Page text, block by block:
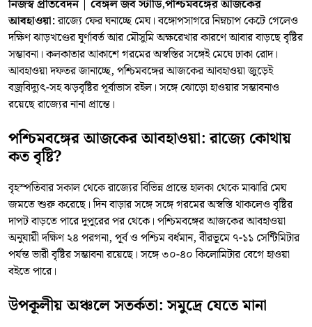
নিজস্ব প্রতিবেদন | বেঙ্গল জব স্টাডি,পশ্চিমবঙ্গের আজকের
আবহাওয়া:রাজ্যে ফের ঘনাচ্ছে মেঘ। বঙ্গোপসাগরে নিম্নচাপ কেটে গেলেও
দক্ষিণ ঝাড়খণ্ডের ঘূর্ণাবর্ত আর মৌসুমি অক্ষরেখার কারণে আবার বাড়ছে বৃষ্টির
সম্ভাবনা। কলকাতার আকাশে গরমের অস্বস্তির সঙ্গেই মেঘে ঢাকা রোদ।
আবহাওয়া দফতর জানাচ্ছে, পশ্চিমবঙ্গের আজকের আবহাওয়া জুড়েই
বজ্রবিদ্যুৎ-সহ ঝড়বৃষ্টির পূর্বাভাস রইল। সঙ্গে ঝোড়ো হাওয়ার সম্ভাবনাও
রয়েছে রাজ্যের নানা প্রান্তে।
পশ্চিমবঙ্গের আজকের আবহাওয়া: রাজ্যে কোথায়
কত বৃষ্টি?
বৃহস্পতিবার সকাল থেকে রাজ্যের বিভিন্ন প্রান্তে হালকা থেকে মাঝারি মেঘ
জমতে শুরু করেছে। দিন বাড়ার সঙ্গে সঙ্গে গরমের অস্বস্তি থাকলেও বৃষ্টির
দাপট বাড়তে পারে দুপুরের পর থেকে। পশ্চিমবঙ্গের আজকের আবহাওয়া
অনুযায়ী দক্ষিণ ২৪ পরগনা, পূর্ব ও পশ্চিম বর্ধমান, বীরভূমে ৭-১১ সেন্টিমিটার
পর্যন্ত ভারী বৃষ্টির সম্ভাবনা রয়েছে। সঙ্গে ৩০-৪০ কিলোমিটার বেগে হাওয়া
বইতে পারে।
উপকূলীয় অঞ্চলে সতর্কতা: সমুদ্রে যেতে মানা